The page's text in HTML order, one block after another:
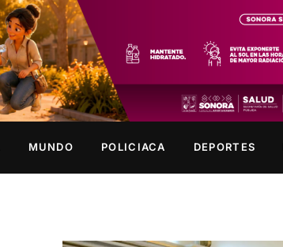
MUNDO POLICIACA DEPORTES